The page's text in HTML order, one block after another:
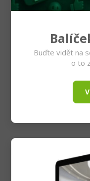
Buďte vidět na
o to